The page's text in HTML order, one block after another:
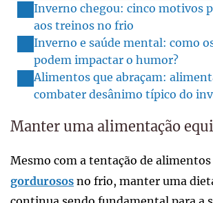
Inverno chegou: cinco motivos
aos treinos no frio
Inverno e saúde mental: como
podem impactar o humor?
Alimentos que abraçam:
combater desânimo típico do
Manter uma alimentação
Mesmo com a tentação de alimentos
gordurosos no frio, manter uma